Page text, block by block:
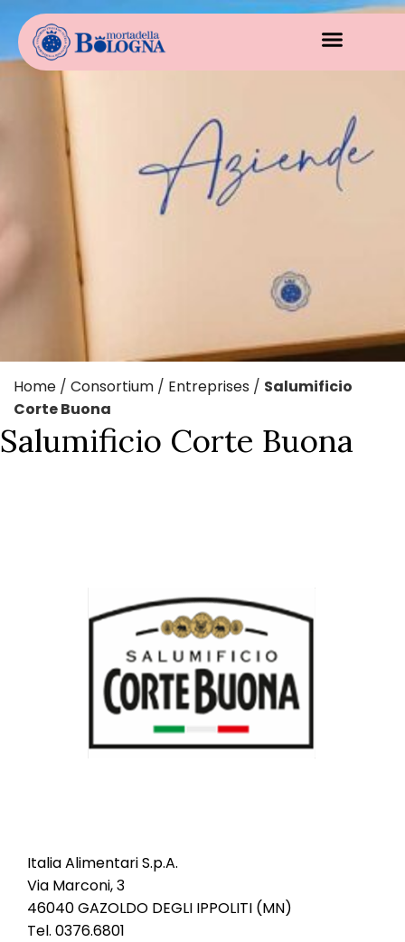
Home / Consortium / Entreprises / Salumificio
Corte Buona
Salumificio Corte Buona
Italia Alimentari S.p.A.
Via Marconi, 3
46040 GAZOLDO DEGLI IPPOLITI (MN)
Tel. 0376.6801